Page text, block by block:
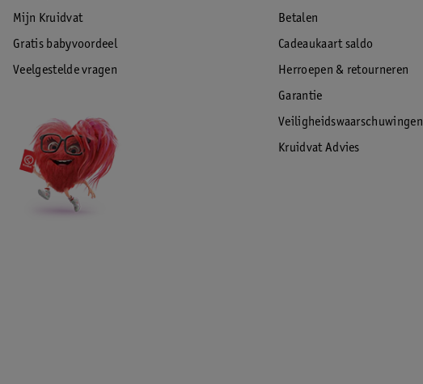
Mijn Kruidvat
Gratis babyvoordeel
Veelgestelde vragen
Betalen
Cadeaukaart saldo
Herroepen & retourneren
Garantie
Veiligheidswaarschuwingen
Kruidvat Advies